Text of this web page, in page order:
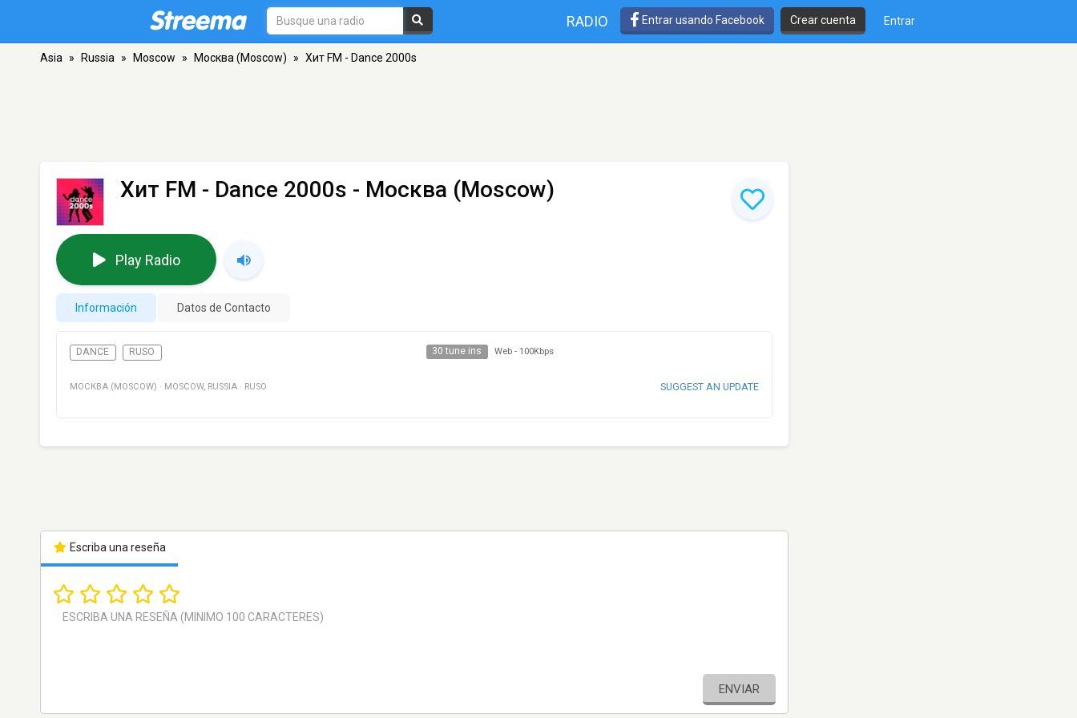
RADIO Entrar usando Facebook Crear cuenta Entrar
Asia » Russia » Moscow » Москва (Moscow) » Хит FM - Dance 2000s
Хит FM - Dance 2000s - Москва (Moscow)
Play Radio
Información Datos de Contacto
DANCE RUSO 30 tune ins Web - 100Kbps
МОСКВА (MOSCOW) · MOSCOW, RUSSIA · RUSO SUGGEST AN UPDATE
Escriba una reseña
ENVIAR